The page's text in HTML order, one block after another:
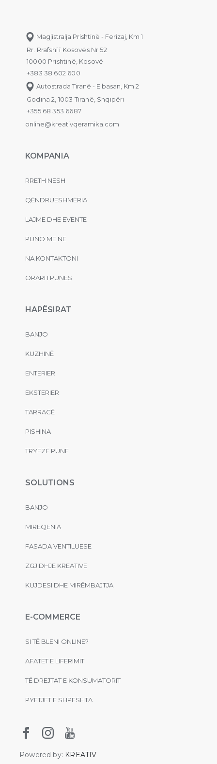
Magjistralja Prishtinë - Ferizaj, Km 1
Rr. Rrafshi i Kosovës Nr.52
10000 Prishtinë, Kosovë
+383 38 602 600
Autostrada Tiranë - Elbasan, Km 2
Godina 2, 1003 Tiranë, Shqipëri
+355 68 353 6687
online@kreativqeramika.com
KOMPANIA
RRETH NESH
QËNDRUESHMËRIA
LAJME DHE EVENTE
PUNO ME NE
NA KONTAKTONI
ORARI I PUNËS
HAPËSIRAT
BANJO
KUZHINË
ENTERIER
EKSTERIER
TARRACË
PISHINA
TRYEZË PUNE
SOLUTIONS
BANJO
MIRËQENIA
FASADA VENTILUESE
ZGJIDHJE KREATIVE
KUJDESI DHE MIRËMBAJTJA
E-COMMERCE
SI TË BLENI ONLINE?
AFATET E LIFERIMIT
TË DREJTAT E KONSUMATORIT
PYETJET E SHPESHTA
Powered by: KREATIV